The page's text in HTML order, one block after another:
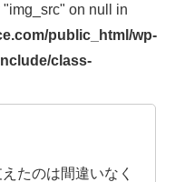
"img_src" on null in
public_html/wp-
class-
たのは間違いなく